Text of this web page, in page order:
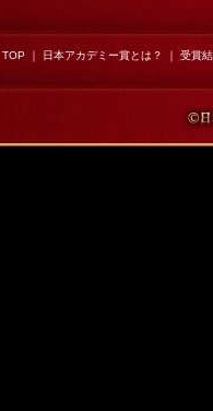
TOP｜ 日本アカデミー賞とは？ ｜ 受賞